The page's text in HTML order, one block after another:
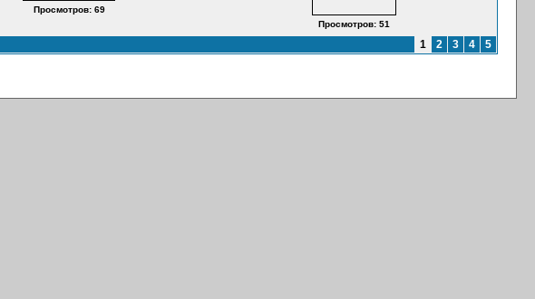
Просмотров: 69
Просмотров: 51
1 2 3 4 5